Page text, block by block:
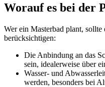
Worauf es bei der
Wer ein Masterbad plant,
berücksichtigen:
Die Anbindung an das
sein, idealerweise über
Wasser- und
werden, besonders bei